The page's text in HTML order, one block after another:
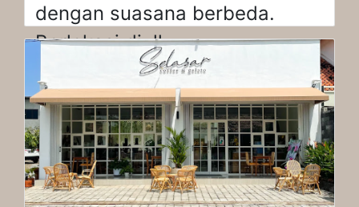
dengan suasana berbeda.
Berlokasi di Jl.